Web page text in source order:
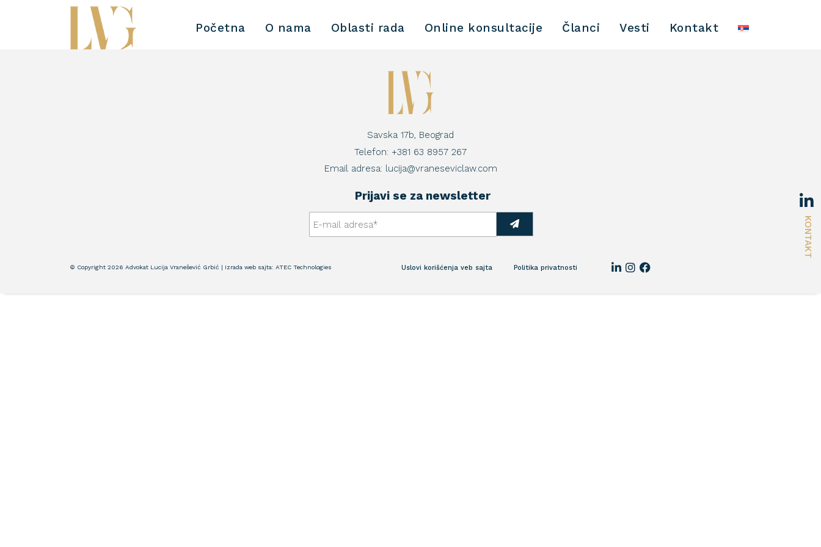
KONTAKT
Početna O nama Oblasti rada Online konsultacije Članci Vesti Kontakt
Savska 17b, Beograd
Telefon: +381 63 8957 267
Email adresa: lucija@vraneseviclaw.com
Prijavi se za newsletter
© Copyright 2026 Advokat Lucija Vranešević Grbić | Izrada web sajta: ATEC Technologies Politika privatnosti
Uslovi korišćenja veb sajta